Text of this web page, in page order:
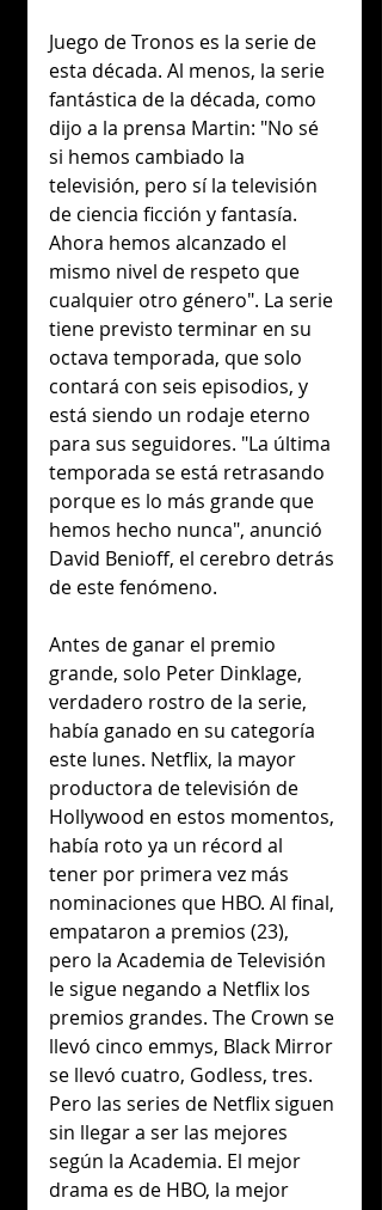
Juego de Tronos es la serie de
esta década. Al menos, la serie
fantástica de la década, como
dijo a la prensa Martin: "No sé
si hemos cambiado la
televisión, pero sí la televisión
de ciencia ficción y fantasía.
Ahora hemos alcanzado el
mismo nivel de respeto que
cualquier otro género". La serie
tiene previsto terminar en su
octava temporada, que solo
contará con seis episodios, y
está siendo un rodaje eterno
para sus seguidores. "La última
temporada se está retrasando
porque es lo más grande que
hemos hecho nunca", anunció
David Benioff, el cerebro detrás
de este fenómeno.
Antes de ganar el premio
grande, solo Peter Dinklage,
verdadero rostro de la serie,
había ganado en su categoría
este lunes. Netflix, la mayor
productora de televisión de
Hollywood en estos momentos,
había roto ya un récord al
tener por primera vez más
nominaciones que HBO. Al final,
empataron a premios (23),
pero la Academia de Televisión
le sigue negando a Netflix los
premios grandes. The Crown se
llevó cinco emmys, Black Mirror
se llevó cuatro, Godless, tres.
Pero las series de Netflix siguen
sin llegar a ser las mejores
según la Academia. El mejor
drama es de HBO, la mejor